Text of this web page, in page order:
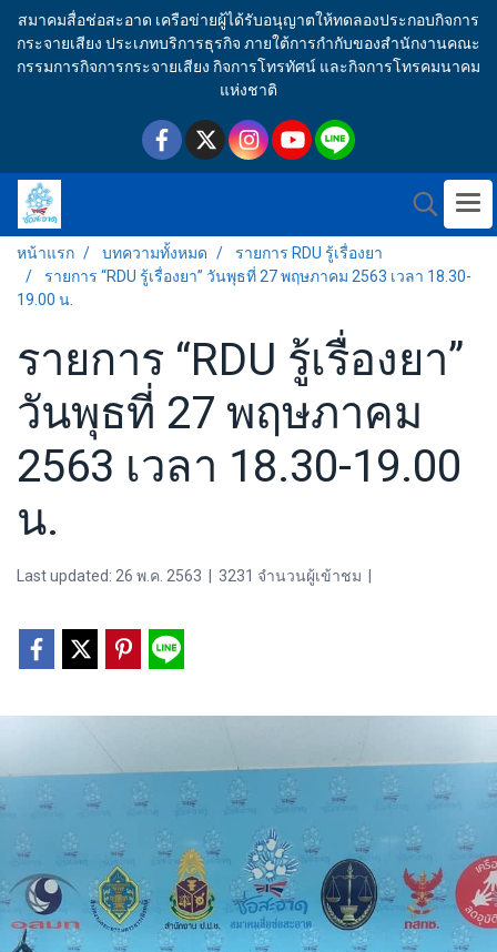
สมาคมสื่อช่อสะอาด เครือข่ายผู้ได้รับอนุญาตให้ทดลองประกอบกิจการ
กระจายเสียง ประเภทบริการธุรกิจ ภายใต้การกำกับของสำนักงานคณะ
กรรมการกิจการกระจายเสียง กิจการโทรทัศน์ และกิจการโทรคมนาคม
แห่งชาติ
หน้าแรก บทความทั้งหมด
รายการ RDU รู้เรื่องยา
รายการ “RDU รู้เรื่องยา” วันพุธที่ 27 พฤษภาคม 2563 เวลา 18.30-
19.00 น.
รายการ “RDU รู้เรื่องยา”
วันพุธที่ 27 พฤษภาคม
2563 เวลา 18.30-19.00
น.
Last updated: 26 พ.ค. 2563 3231 จำนวนผู้เข้าชม